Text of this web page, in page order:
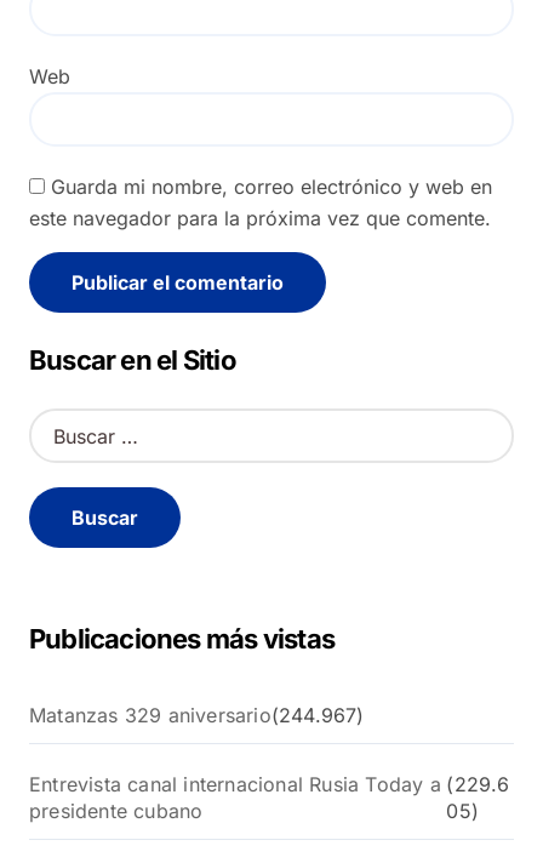
Web
Guarda mi nombre, correo electrónico y web en
este navegador para la próxima vez que comente.
Alternative:
Buscar en el Sitio
B
u
c
a
Publicaciones más vistas
Matanzas 329 aniversario(244.967)
Entrevista canal internacional Rusia Today a
presidente cubano
(229.6
05)